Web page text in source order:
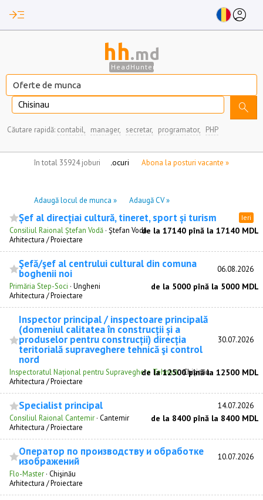
read_more account_circle
hh.md
HeadHunter
Chisinau search
Căutare rapidă: contabil, manager, secretar, programator, PHP
în total 35924 joburi Abona la posturi vacante »
nu aveți locuri de munca marcate
Adaugă locul de munca » Adaugă CV »
Șef al direcțiai cultură, tineret, sport și turism Ieri
Consiliul Raional Ștefan Vodă · Ştefan Vodăde la 17140 pînă la 17140 MDL
Arhitectura / Proiectare
Şefă/şef al centrului cultural din comuna
boghenii noi 06.08.2026
Primăria Step-Soci · Ungheni de la 5000 pînă la 5000 MDL
Arhitectura / Proiectare
Inspector principal / inspectoare principală
(domeniul calitatea în construcții și a
produselor pentru construcții) direcția
teritorială supraveghere tehnică şi control
nord
30.07.2026
Inspectoratul Național pentru Supraveghere Tehnică·Chişinău
de la 12500 pînă la 12500 MDL
Arhitectura / Proiectare
Specialist principal 14.07.2026
Consiliul Raional Cantemir · Cantemir de la 8400 pînă la 8400 MDL
Arhitectura / Proiectare
Оператор по производству и обработке
изображений 10.07.2026
Flo-Master · Chişinău
Arhitectura / Proiectare